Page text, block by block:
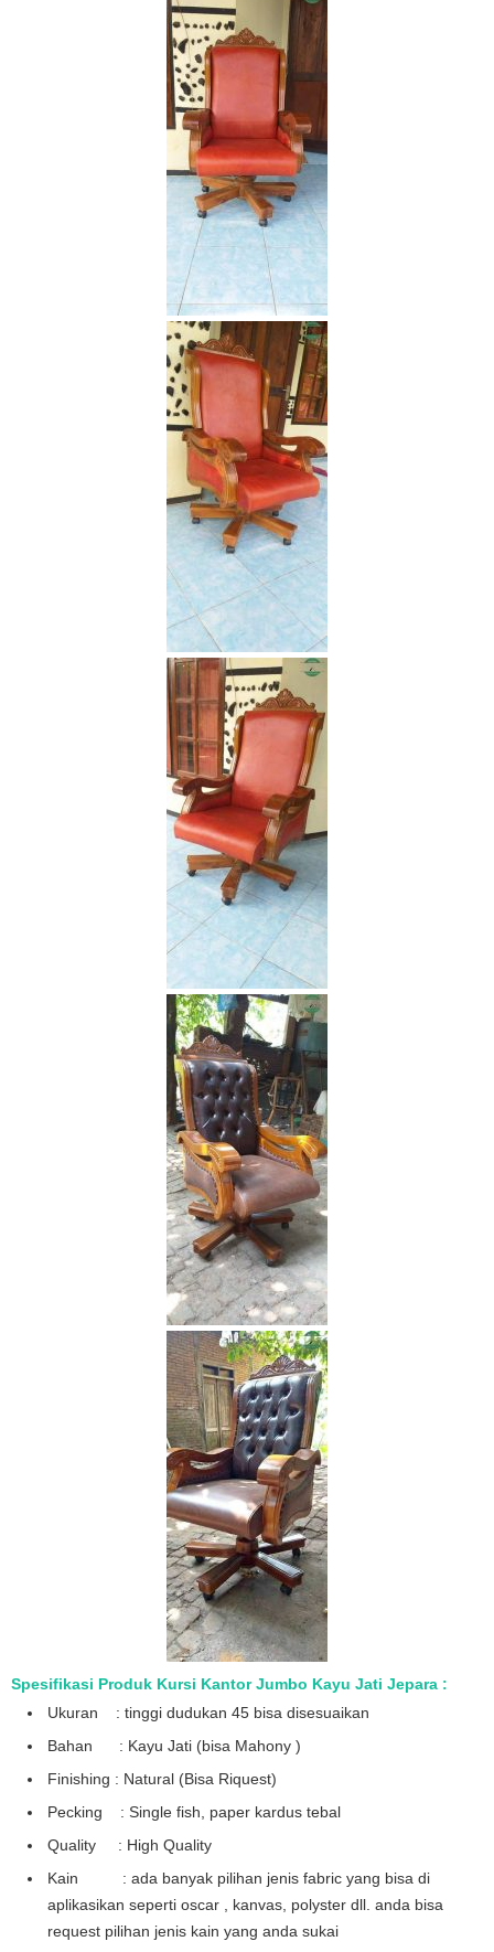
Spesifikasi Produk Kursi Kantor Jumbo Kayu Jati Jepara :
Ukuran : tinggi dudukan 45 bisa disesuaikan
Bahan : Kayu Jati (bisa Mahony )
Finishing : Natural (Bisa Riquest)
Pecking : Single fish, paper kardus tebal
Quality : High Quality
Kain : ada banyak pilihan jenis fabric yang bisa di
aplikasikan seperti oscar , kanvas, polyster dll. anda bisa
request pilihan jenis kain yang anda sukai